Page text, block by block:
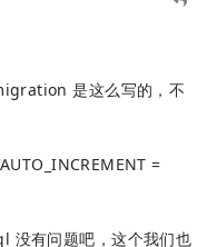
是这么写的，不
=
没有问题吧，这个我们也